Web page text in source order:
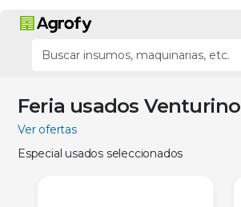
Feria usados Venturino
Ver ofertas
Especial usados seleccionados